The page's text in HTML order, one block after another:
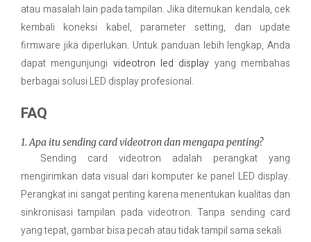
atau masalah lain pada tampilan. Jika ditemukan kendala, cek
kembali koneksi kabel, parameter setting, dan update
firmware jika diperlukan. Untuk panduan lebih lengkap, Anda
dapat mengunjungi videotron led display yang membahas
berbagai solusi LED display profesional.
FAQ
1. Apa itu sending card videotron dan mengapa penting?
Sending card videotron adalah perangkat yang
mengirimkan data visual dari komputer ke panel LED display.
Perangkat ini sangat penting karena menentukan kualitas dan
sinkronisasi tampilan pada videotron. Tanpa sending card
yang tepat, gambar bisa pecah atau tidak tampil sama sekali.